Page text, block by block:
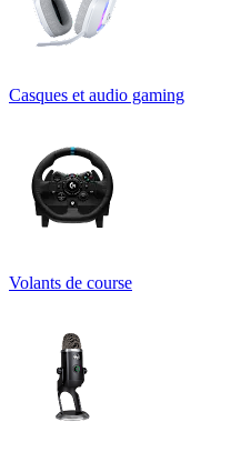
Casques et audio gaming
Volants de course